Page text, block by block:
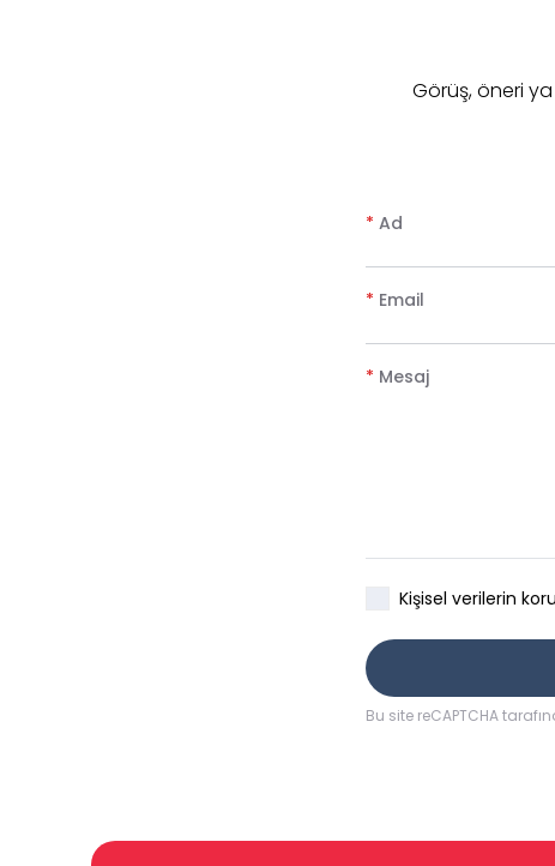
​Görüş, öneri
* Ad
* Email
* Mesaj
Kişisel verilerin
Bu site reCAPTCHA